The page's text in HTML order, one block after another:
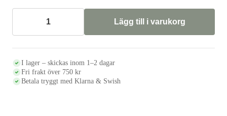
på
cm,
ljusblå
mängd
Lägg till i varukorg
I lager – skickas inom 1–2 dagar
Fri frakt över 750 kr
Betala tryggt med Klarna & Swish